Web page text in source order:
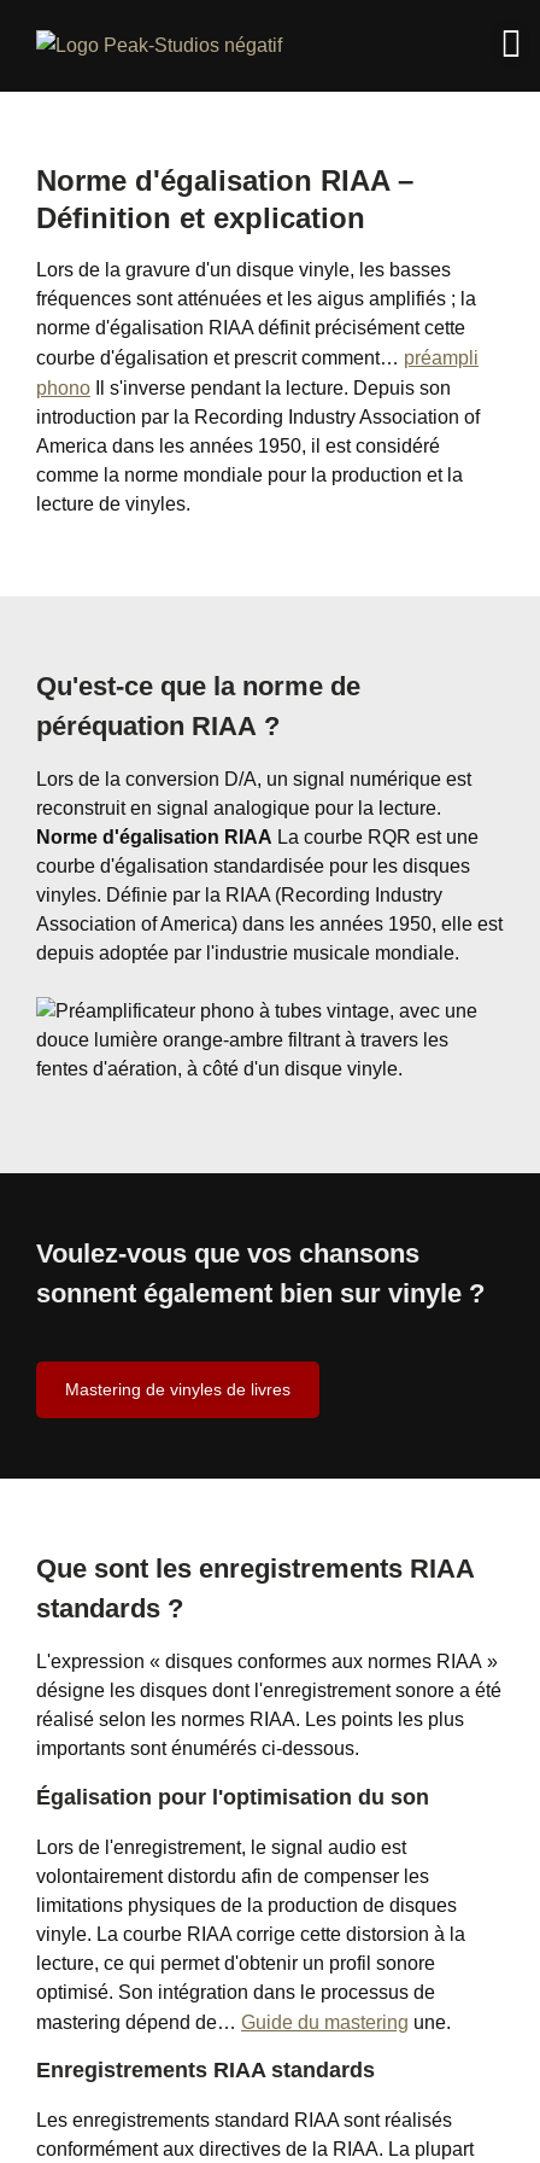
Norme d'égalisation RIAA –
Définition et explication
Lors de la gravure d'un disque vinyle, les basses
fréquences sont atténuées et les aigus amplifiés ; la
norme d'égalisation RIAA définit précisément cette
courbe d'égalisation et prescrit comment… préampli
phono Il s'inverse pendant la lecture. Depuis son
introduction par la Recording Industry Association of
America dans les années 1950, il est considéré
comme la norme mondiale pour la production et la
lecture de vinyles.
Qu'est-ce que la norme de
péréquation RIAA ?
Lors de la conversion D/A, un signal numérique est
reconstruit en signal analogique pour la lecture.
Norme d'égalisation RIAA La courbe RQR est une
courbe d'égalisation standardisée pour les disques
vinyles. Définie par la RIAA (Recording Industry
Association of America) dans les années 1950, elle est
depuis adoptée par l'industrie musicale mondiale.
Voulez-vous que vos chansons
sonnent également bien sur vinyle ?
Mastering de vinyles de livres
Que sont les enregistrements RIAA
standards ?
L'expression « disques conformes aux normes RIAA »
désigne les disques dont l'enregistrement sonore a été
réalisé selon les normes RIAA. Les points les plus
importants sont énumérés ci-dessous.
Égalisation pour l'optimisation du son
Lors de l'enregistrement, le signal audio est
volontairement distordu afin de compenser les
limitations physiques de la production de disques
vinyle. La courbe RIAA corrige cette distorsion à la
lecture, ce qui permet d'obtenir un profil sonore
optimisé. Son intégration dans le processus de
mastering dépend de… Guide du mastering une.
Enregistrements RIAA standards
Les enregistrements standard RIAA sont réalisés
conformément aux directives de la RIAA. La plupart